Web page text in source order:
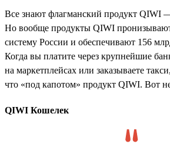
Все знают флагманский продукт QIWI
Но вообще продукты QIWI
систему России и обеспечивают 156
Когда вы платите через крупнейшие
на маркетплейсах или заказываете
что «под капотом» продукт QIWI. Вот
QIWI Кошелек